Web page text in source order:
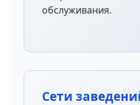
обслуживания.
Сети